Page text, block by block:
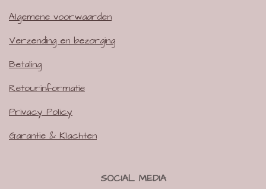
Algemene voorwaarden
Verzending en bezorging
Betaling
Retourinformatie
Privacy Policy
Garantie & Klachten
SOCIAL MEDIA